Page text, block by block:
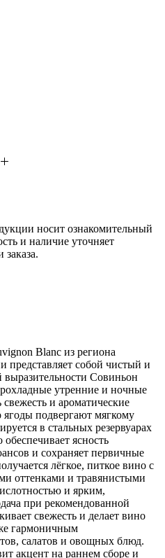
носит ознакомительный
и наличие уточняет
Blanc из региона
представляет собой чистый и
выразительности Совиньон
утренние и ночные
и ароматические
ягоды подвергают мягкому
в стальных резервуарах
ясность
и сохраняет первичные
лёгкое, питкое вино с
оттенками и травянистыми
и ярким,
при рекомендованной
свежесть и делает вино
гармоничным
салатов и овощных блюд.
акцент на раннем сборе и